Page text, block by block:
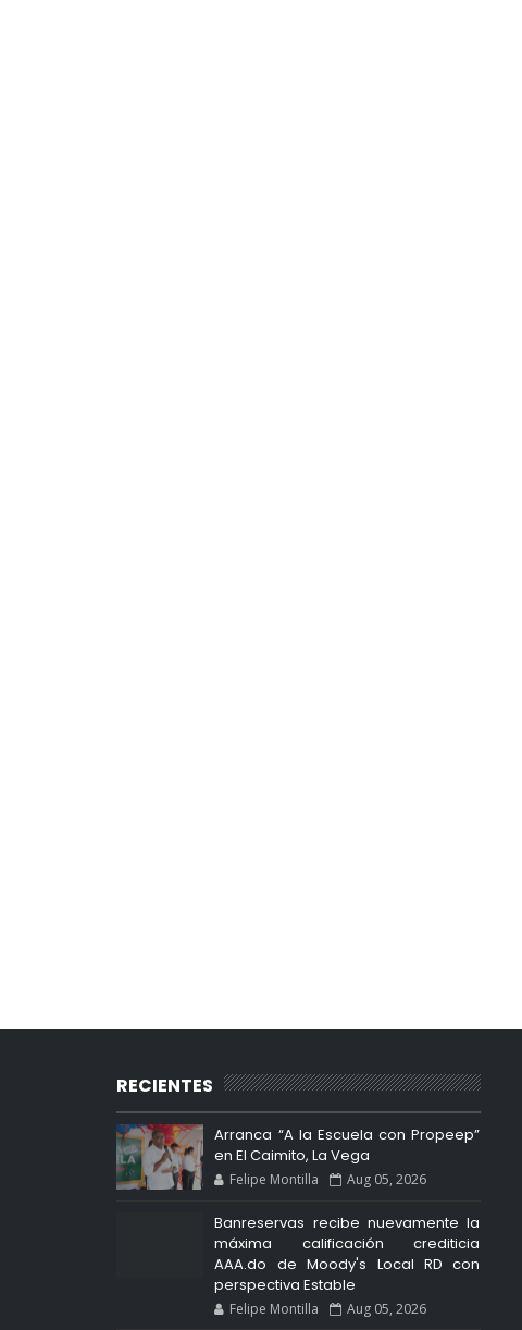
RECIENTES
Arranca “A la Escuela con Propeep”
en El Caimito, La Vega
Felipe Montilla Aug 05, 2026
Banreservas recibe nuevamente la
máxima calificación crediticia
AAA.do de Moody's Local RD con
perspectiva Estable
Felipe Montilla Aug 05, 2026